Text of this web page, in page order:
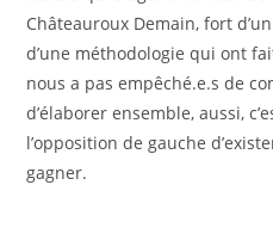
Châteauroux Demain, fort
d’une méthodologie qui ont
nous a pas empêché.e.s de
d’élaborer ensemble, aussi,
l’opposition de gauche
gagner.